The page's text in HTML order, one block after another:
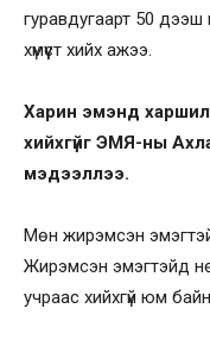
гуравдугаарт 50
хүмүүст хийх ажээ.
Харин эмэнд
хийхгүйг ЭМЯ-ны
мэдээллээ.
Мөн жирэмсэн
Жирэмсэн эмэгтэйд
учраас хийхгүй юм